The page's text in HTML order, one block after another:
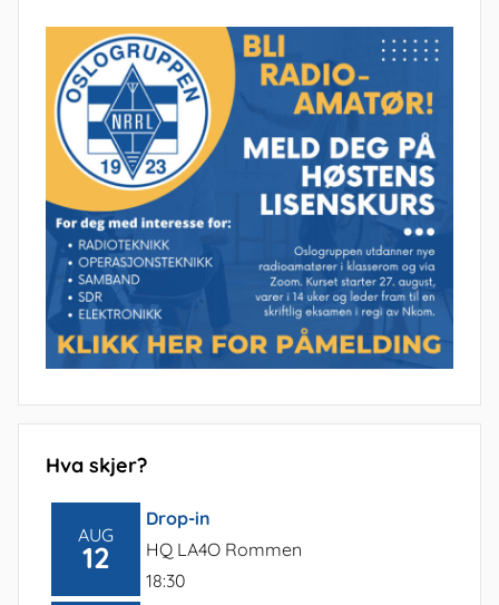
Hva skjer?
AUG
12
Drop-in
HQ LA4O Rommen
18:30